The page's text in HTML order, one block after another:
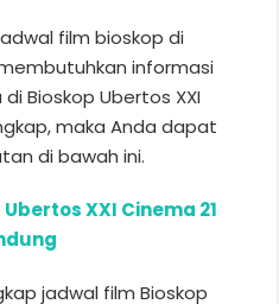
film bioskop di
membutuhkan informasi
Bioskop Ubertos XXI
maka Anda dapat
di bawah ini.
XXI Cinema 21
jadwal film Bioskop